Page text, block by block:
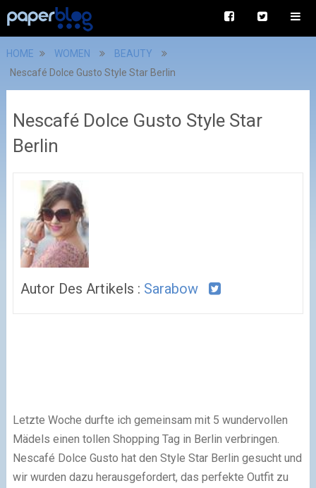
HOME WOMEN
BEAUTY
Nescafé Dolce Gusto Style Star Berlin
Nescafé Dolce Gusto Style Star
Berlin
Autor Des Artikels : Sarabow
Letzte Woche durfte ich gemeinsam mit 5 wundervollen
Mädels einen tollen Shopping Tag in Berlin verbringen.
Nescafé Dolce Gusto hat den Style Star Berlin gesucht und
wir wurden dazu herausgefordert, das perfekte Outfit zu